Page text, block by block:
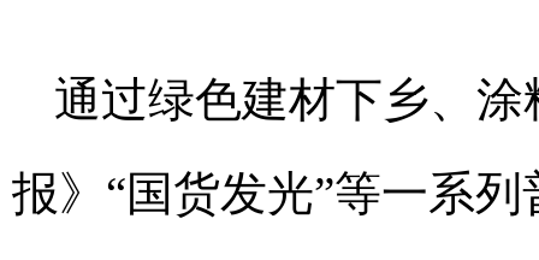
通过绿色建材下乡、
报》“国货发光”等一系